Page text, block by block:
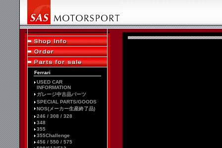
Ferrari
USED CAR
INFORMATION
ガレージ中古品パーツ
SPECIAL PARTS/GOODS
NOS(メーカー生産終了品)
246 / 308 / 328
348
355
355Challenge
456 / 550 / 575